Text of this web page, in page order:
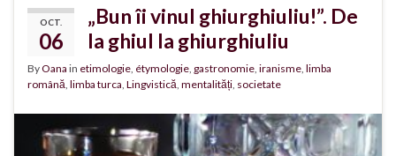
OCT.
06
„Bun îi vinul ghiurghiuliu!”. De
la ghiul la ghiurghiuliu
ByOana in etimologie étymologie gastronomie iranisme limba
română limba turca Lingvistică mentalități societate